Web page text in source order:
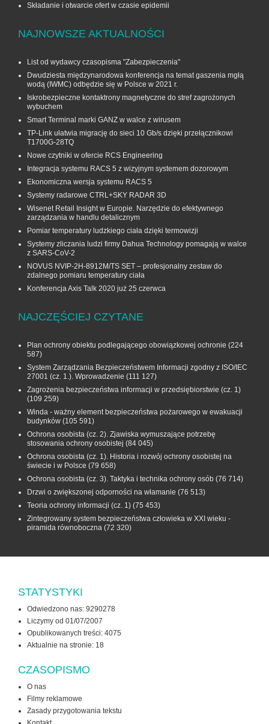
Składanie i otwarcie ofert w czasie epidemii
NAJNOWSZE AKTUALNOŚCI
List od wydawcy czasopisma "Zabezpieczenia"
Dwudziesta międzynarodowa konferencja na temat gaszenia mgłą
wodą (IWMC) odbędzie się w Polsce w 2021 r.
Iskrobezpieczne kontaktrony magnetyczne do stref zagrożonych
wybuchem
Smart Terminal marki GANZ w walce z wirusem
TP-Link ułatwia migrację do sieci 10 Gb/s dzięki przełącznikowi
T1700G‑28TQ
Nowe czytniki w ofercie RCS Engineering
Integracja systemu RACS 5 z wizyjnym systemem dozorowym
Ekonomiczna wersja systemu RACS 5
Systemy radarowe CTRL+SKY RADAR 3D
Wisenet Retail Insight w Europie. Narzędzie do efektywnego
zarządzania w handlu detalicznym
Pomiar temperatury ludzkiego ciała dzięki termowizji
Systemy zliczania ludzi firmy Dahua Technology pomagają w walce
z SARS-CoV-2
NOVUS NVIP-2H-8912M/TS SET – profesjonalny zestaw do
zdalnego pomiaru temperatury ciała
Konferencja Axis Talk 2020 już 25 czerwca
NAJCZĘŚCIEJ CZYTANE
Plan ochrony obiektu podlegającego obowiązkowej ochronie (224
587)
System Zarządzania Bezpieczeństwem Informacji zgodny z ISO/IEC
27001 (cz. 1.). Wprowadzenie (111 127)
Zagrożenia bezpieczeństwa informacji w przedsiębiorstwie (cz. 1)
(109 259)
Winda - ważny element bezpieczeństwa pożarowego w ewakuacji
budynków (105 591)
Ochrona osobista (cz. 2). Zjawiska wymuszające potrzebę
stosowania ochrony osobistej (84 045)
Ochrona osobista (cz. 1). Historia i rozwój ochrony osobistej na
świecie i w Polsce (79 658)
Ochrona osobista (cz. 3). Taktyka i technika ochrony osób (76 714)
Drzwi o zwiększonej odporności na włamanie (76 513)
Teoria ochrony informacji (cz. 1) (75 453)
Zintegrowany system bezpieczeństwa człowieka w XXI wieku -
piramida równoboczna (72 320)
STATYSTYKI
Odwiedzono nas: 9290278
Liczymy od 01/07/2007
Opublikowanych treści: 4075
Aktualnie na stronie: 18
CZASOPISMO
O nas
Filmy reklamowe
Zasady przygotowania tekstu